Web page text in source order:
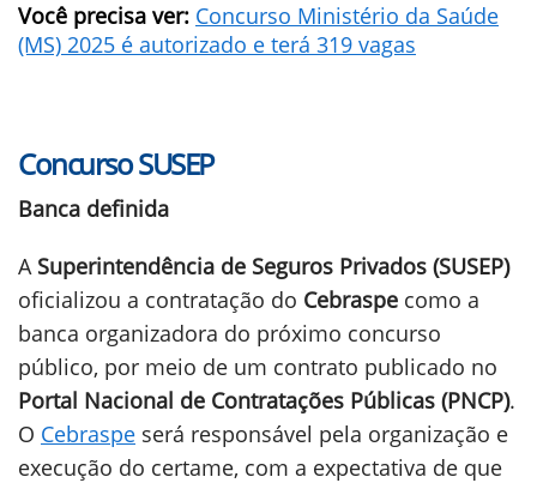
Você precisa ver: Concurso Ministério da Saúde
(MS) 2025 é autorizado e terá 319 vagas
Concurso SUSEP
Banca definida
A Superintendência de Seguros Privados (SUSEP)
oficializou a contratação do Cebraspe como a
banca organizadora do próximo concurso
público, por meio de um contrato publicado no
Portal Nacional de Contratações Públicas (PNCP).
O Cebraspe será responsável pela organização e
execução do certame, com a expectativa de que